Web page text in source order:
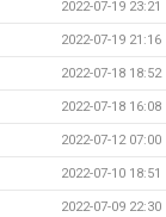
2022-07-19 23:21
2022-07-19 21:16
2022-07-18 18:52
2022-07-18 16:08
2022-07-12 07:00
2022-07-10 18:51
2022-07-09 22:30